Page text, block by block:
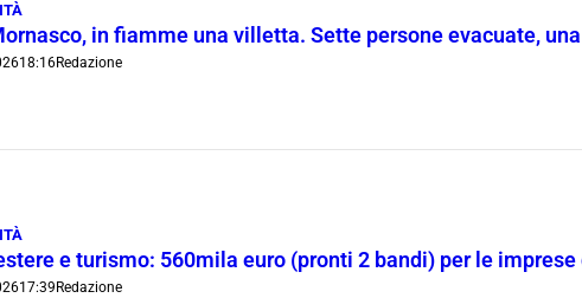
in fiamme una villetta. Sette persone evacuate,
18:16Redazione
e turismo: 560mila euro (pronti 2 bandi) per le imprese
17:39 Redazione